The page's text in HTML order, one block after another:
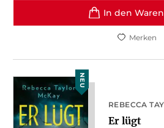
In den
Merken
NEU
REBECCA
Er lügt